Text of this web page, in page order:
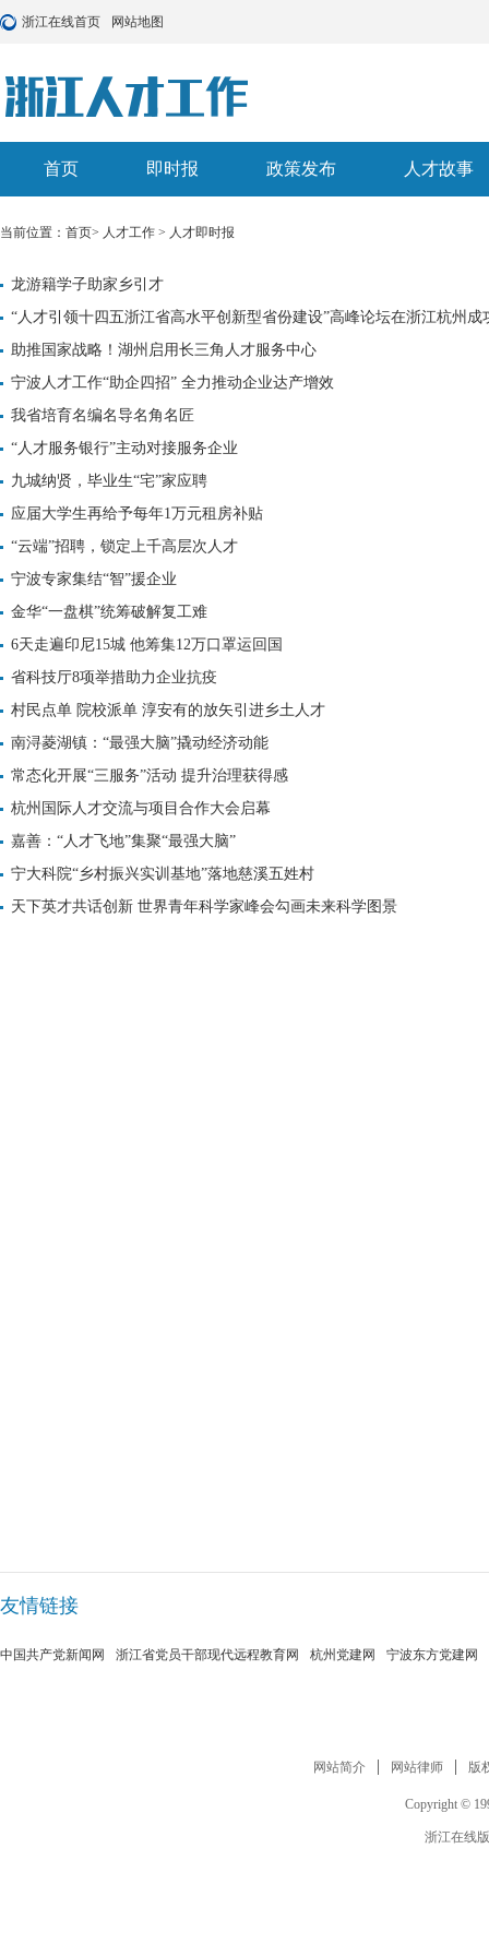
浙江在线首页 网站地图
首页 即时报 政策发布 人才故事
当前位置： 首页> 人才工作 > 人才即时报
龙游籍学子助家乡引才
“人才引领十四五浙江省高水平创新型省份建设”高峰论坛在浙江杭州成
助推国家战略！湖州启用长三角人才服务中心
宁波人才工作“助企四招” 全力推动企业达产增效
我省培育名编名导名角名匠
“人才服务银行”主动对接服务企业
九城纳贤，毕业生“宅”家应聘
应届大学生再给予每年1万元租房补贴
“云端”招聘，锁定上千高层次人才
宁波专家集结“智”援企业
金华“一盘棋”统筹破解复工难
6天走遍印尼15城 他筹集12万口罩运回国
省科技厅8项举措助力企业抗疫
村民点单 院校派单 淳安有的放矢引进乡土人才
南浔菱湖镇：“最强大脑”撬动经济动能
常态化开展“三服务”活动 提升治理获得感
杭州国际人才交流与项目合作大会启幕
嘉善：“人才飞地”集聚“最强大脑”
宁大科院“乡村振兴实训基地”落地慈溪五姓村
天下英才共话创新 世界青年科学家峰会勾画未来科学图景
友情链接
中国共产党新闻网 浙江省党员干部现代远程教育网 杭州党建网 宁波东方党建网
网站简介 网站律师 版
Copyright ©
浙江在线